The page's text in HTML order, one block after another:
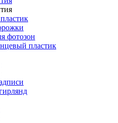
фотозон
пластик